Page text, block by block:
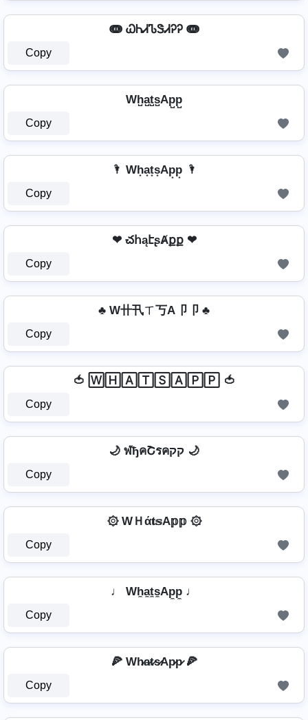
ↈ ᏇᏂᏗᏖᏕᏗᎮᎮ ↈ
Copy
Wh̺a̺t̺s̺Ap̺p̺
Copy
🌂 Wh͙a͙t͙s͙Ap͙p͙ 🌂
Copy
❤ చհąէʂȺքք ❤
Copy
♣ W卄卂ㄒ丂A卩卩 ♣
Copy
🍅 🅆🄷🄰🅃🅂🄰🄿🄿 🍅
Copy
🌙 ฬђคՇรคקק 🌙
Copy
۞ WＨά𝐭𝕤A𝕡𝕡 ۞
Copy
♩ Wh̼a̼t̼s̼Ap̼p̼ ♩
Copy
🍕 Wh̷a̷t̷s̷Ap̷p̷ 🍕
Copy